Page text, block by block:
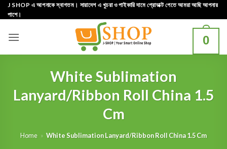
Skip
to
J SHOP এ আপনাকে স্বাগতম। সারাদেশ এ খুচরা ও পাইকারি দামে প্রোডাক্ট পেতে আমরা আছি আপনার
পাশে।
0
White Sublimation
Lanyard/Ribbon Roll China 1.5
Cm
Home » White Sublimation Lanyard/Ribbon Roll China 1.5 Cm